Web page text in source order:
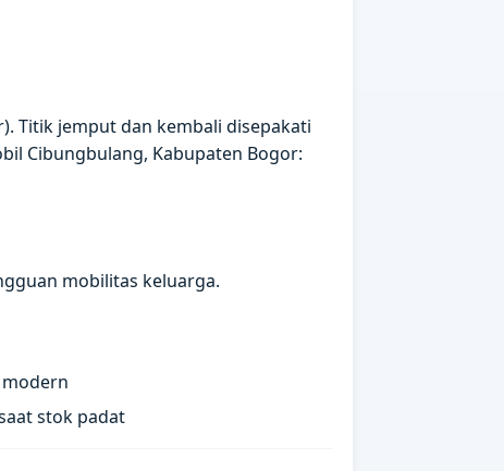
Titik jemput dan kembali disepakati
Cibungbulang, Kabupaten Bogor:
mobilitas keluarga.
stok padat